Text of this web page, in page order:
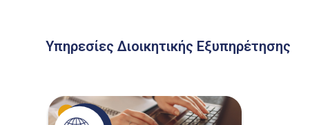
Υπηρεσίες Διοικητικής Εξυπηρέτησης